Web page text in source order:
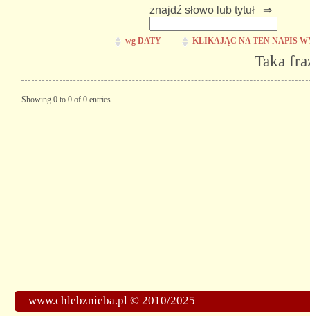
znajdź słowo lub tytuł ⇒
wg DATY KLIKAJĄC NA TEN NAPIS
Taka
Showing 0 to 0 of 0 entries
www.chlebznieba.pl © 2010/2025